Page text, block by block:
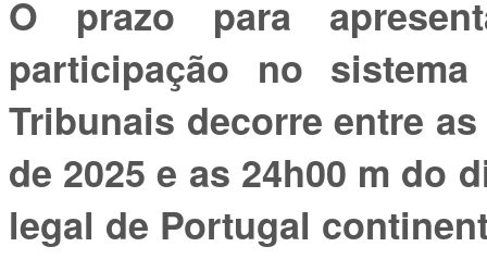
O prazo para
participação no
Tribunais decorre entre
de 2025 e as 24h00 m do
legal de Portugal